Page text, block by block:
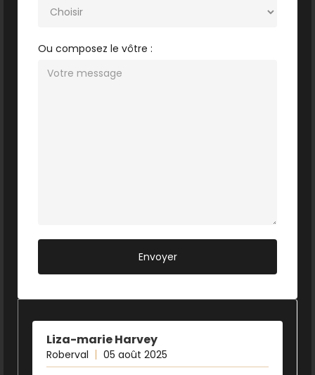
Ou composez le vôtre :
Liza-marie Harvey
Roberval 05 août 2025